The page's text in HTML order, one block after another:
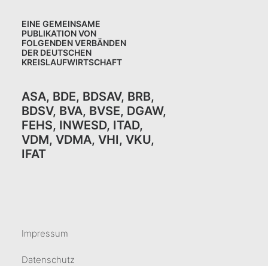
EINE GEMEINSAME
PUBLIKATION VON
FOLGENDEN VERBÄNDEN
DER DEUTSCHEN
KREISLAUFWIRTSCHAFT
ASA, BDE, BDSAV, BRB,
BDSV, BVA, BVSE, DGAW,
FEHS, INWESD, ITAD,
VDM, VDMA, VHI, VKU,
IFAT
Impressum
Datenschutz